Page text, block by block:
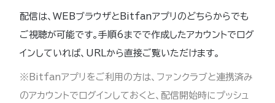
配信は、WEBブラウザとBitfanアプリのどちらからでも
ご視聴が可能です。手順6までで作成したアカウントでログ
インしていれば、URLから直接ご覧いただけます。
※Bitfanアプリをご利用の方は、ファンクラブと連携済み
のアカウントでログインしておくと、配信開始時にプッシュ